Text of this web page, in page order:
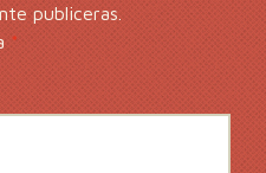
publiceras.
*